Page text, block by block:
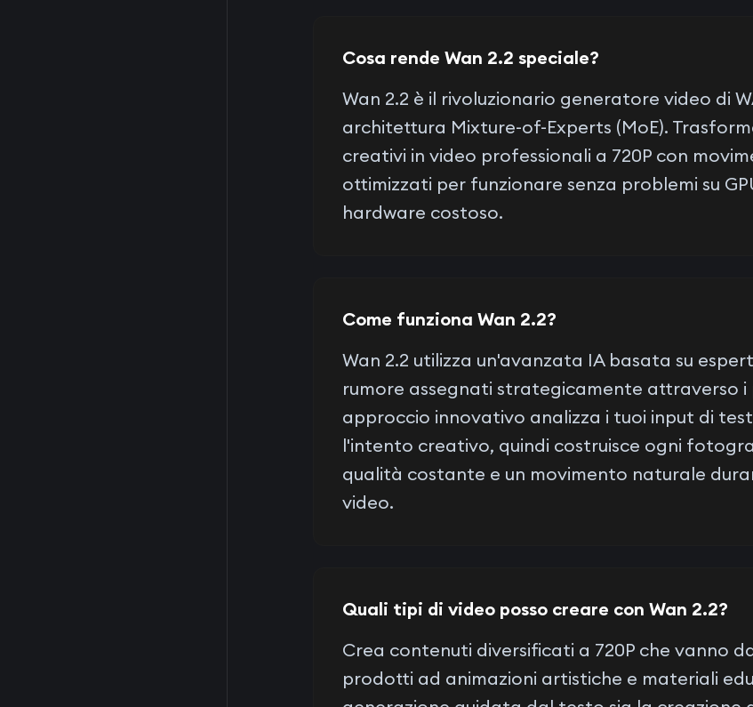
Cosa rende Wan 2.2 speciale?
Wan 2.2 è il rivoluzionario generatore video di
architettura Mixture-of-Experts (MoE).
creativi in video professionali a 720P con
ottimizzati per funzionare senza problemi su
hardware costoso.
Come funziona Wan 2.2?
Wan 2.2 utilizza un'avanzata IA basata su
rumore assegnati strategicamente attraverso i
approccio innovativo analizza i tuoi input di
l'intento creativo, quindi costruisce ogni
qualità costante e un movimento naturale
video.
Quali tipi di video posso creare con Wan 2.2?
Crea contenuti diversificati a 720P che vanno
prodotti ad animazioni artistiche e materiali